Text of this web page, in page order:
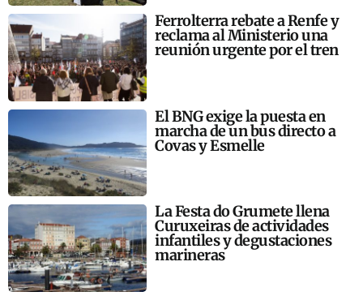
Ferrolterra rebate a Renfe y
reclama al Ministerio una
reunión urgente por el tren
El BNG exige la puesta en
marcha de un bus directo a
Covas y Esmelle
La Festa do Grumete llena
Curuxeiras de actividades
infantiles y degustaciones
marineras